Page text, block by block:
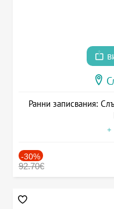
Ранни записвания:
+
-30%
92.70€